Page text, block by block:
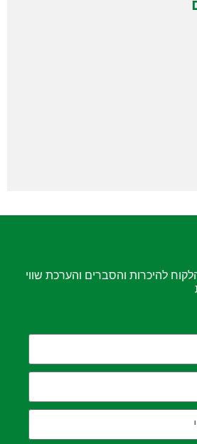
להיכרות והסברים והערכת שווי